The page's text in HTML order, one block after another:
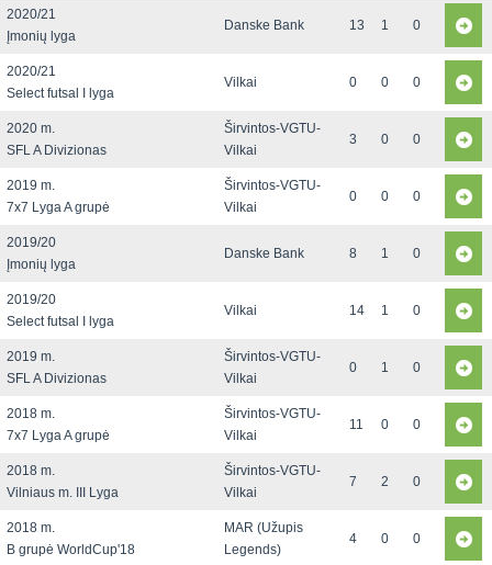
2020/21
Įmonių lyga
Danske Bank 13 1 0
2020/21
Select futsal I lyga
Vilkai 0 0 0
2020 m.
SFL A Divizionas
Širvintos-VGTU-
Vilkai
3 0 0
2019 m.
7x7 Lyga A grupė
Širvintos-VGTU-
Vilkai
0 0 0
2019/20
Įmonių lyga
Danske Bank 8 1 0
2019/20
Select futsal I lyga
Vilkai 14 1 0
2019 m.
SFL A Divizionas
Širvintos-VGTU-
Vilkai
0 1 0
2018 m.
7x7 Lyga A grupė
Širvintos-VGTU-
Vilkai
11 0 0
2018 m.
Vilniaus m. III Lyga
Širvintos-VGTU-
Vilkai
7 2 0
2018 m.
B grupė WorldCup'18
MAR (Užupis
Legends)
4 0 0